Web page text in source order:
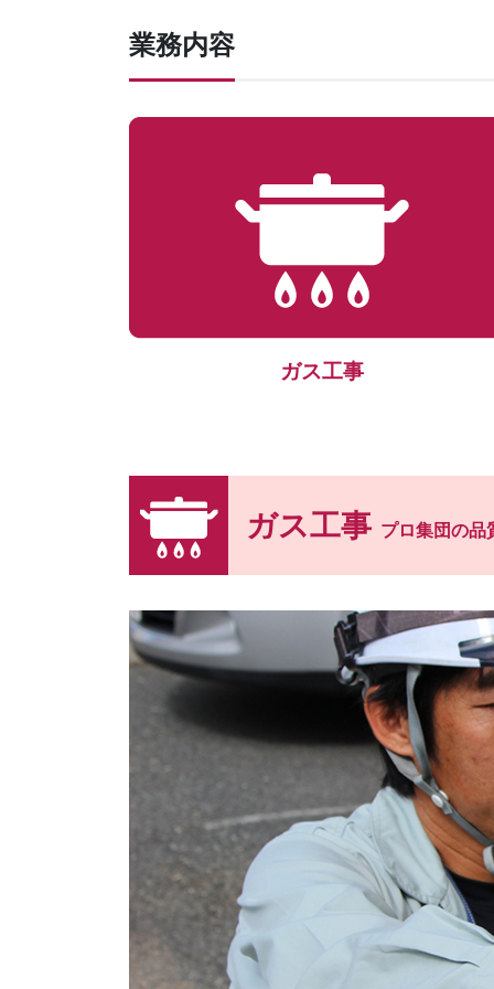
業務内容
ガス工事
ガス工事 プロ集団の品